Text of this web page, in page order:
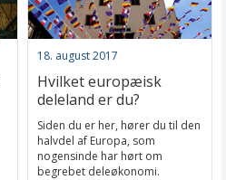
18. august 2017
Hvilket europæisk
deleland er du?
Siden du er her, hører du til den
halvdel af Europa, som
nogensinde har hørt om
begrebet deleøkonomi.